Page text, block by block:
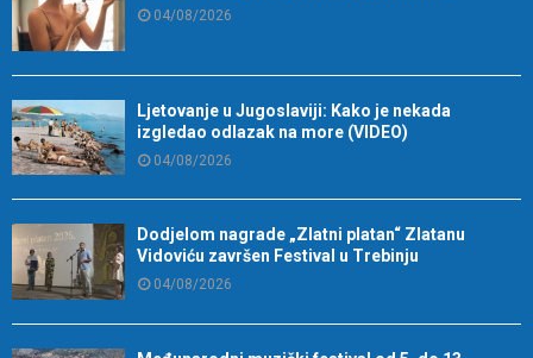
04/08/2026
Ljetovanje u Jugoslaviji: Kako je nekada
izgledao odlazak na more (VIDEO)
04/08/2026
Dodjelom nagrade „Zlatni platan“ Zlatanu
Vidoviću završen Festival u Trebinju
04/08/2026